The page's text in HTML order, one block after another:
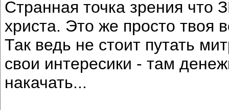
Странная точка зрения что
христа. Это же просто твоя
Так ведь не стоит путать
свои интересики - там
накачать...